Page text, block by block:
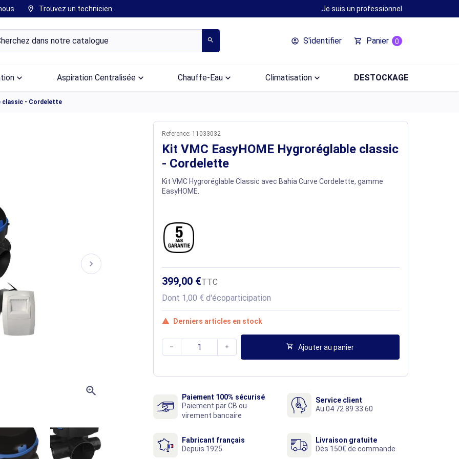
location_on Trouvez un technicien Je suis un professionnel
search account_circle S'identifier shopping_cart Panier 0
keyboard_arrow_down Aspiration Centraliséekeyboard_arrow_down Chauffe-Eau keyboard_arrow_down Climatisationkeyboard_arrow_down DESTOCKAGE
classic - Cordelette
zoom_in
chevron_right
Reference: 11033032
Kit VMC EasyHOME Hygroréglable classic
- Cordelette
Kit VMC Hygroréglable Classic avec Bahia Curve Cordelette, gamme
EasyHOME.
399,00 €TTC
Dont 1,00 € d'écoparticipation
 Derniers articles en stock
   Ajouter au panier
Paiement 100% sécurisé
Paiement par CB ou
virement bancaire
Service client
Au 04 72 89 33 60
Fabricant français
Depuis 1925
Livraison gratuite
Dès 150€ de commande